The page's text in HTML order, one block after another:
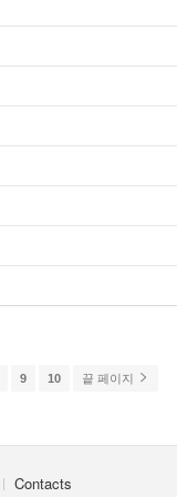
9 10 끝 페이지
Contacts